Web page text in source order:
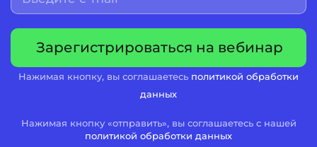
Нажимая кнопку, вы соглашаетесь политикой обработки
данных
Нажимая кнопку «отправить», вы соглашаетесь с нашей
политикой обработки данных